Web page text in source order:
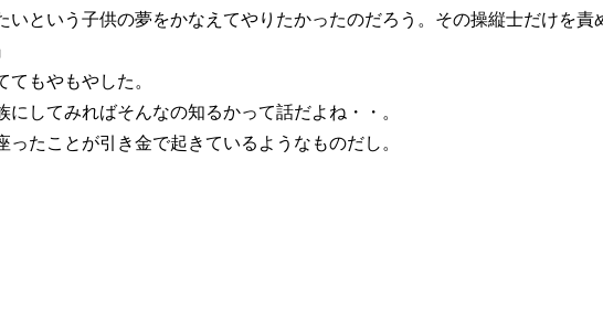
いという子供の夢をかなえてやりたかったのだろう。その操縦士だけを責
てもやもやした。
してみればそんなの知るかって話だよね・・。
たことが引き金で起きているようなものだし。